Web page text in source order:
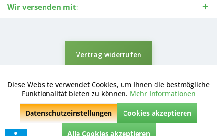
Wir versenden mit:
Vertrag widerrufen
Nachnahmegebühren, wenn nicht anders beschrieben.
Durchgestrichene Preise entsprechen dem niedrigsten Verkaufspreis
der letzten 30 Tage. ** Preise beziehen sich auf einen einmal
geforderten Verkaufspreis. UVP: Unverbindliche Preisempfehlung des
Herstellers.
© 2026 Digitale Fotografien | Entwicklung & Support byPro-Webs.de
Funktionale Aktiv
Marketing Inaktiv
Diese Website verwendet Cookies, um Ihnen die bestmögliche
Funktionalität bieten zu können. Mehr Informationen
Datenschutzeinstellungen Cookies akzeptieren
Alle Cookies akzeptieren